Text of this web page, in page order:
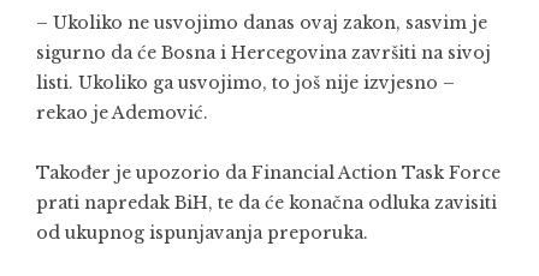
– Ukoliko ne usvojimo danas ovaj zakon, sasvim je
sigurno da će Bosna i Hercegovina završiti na sivoj
listi. Ukoliko ga usvojimo, to još nije izvjesno –
rekao je Ademović.
Također je upozorio da Financial Action Task Force
prati napredak BiH, te da će konačna odluka zavisiti
od ukupnog ispunjavanja preporuka.